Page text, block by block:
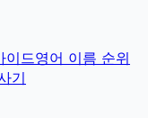
이드영어 이름 순위
기